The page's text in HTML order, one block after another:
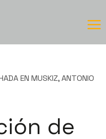
EN MUSKIZ, ANTONIO
de